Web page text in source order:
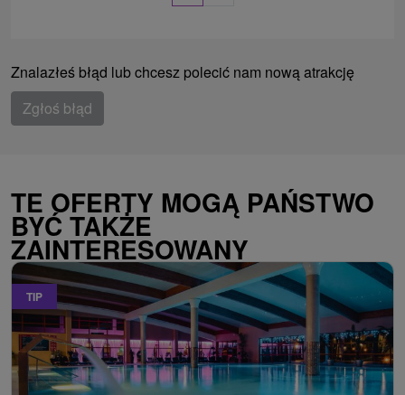
Znalazłeś błąd lub chcesz polecić nam nową atrakcję
Zgłoś błąd
TE OFERTY MOGĄ PAŃSTWO
BYĆ TAKŻE
ZAINTERESOWANY
TIP